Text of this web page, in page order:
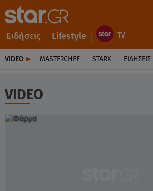
Ειδήσεις Lifestyle
VIDEO MASTERCHEF STARX ΕΙΔΉΣΕΙΣ
VIDEO